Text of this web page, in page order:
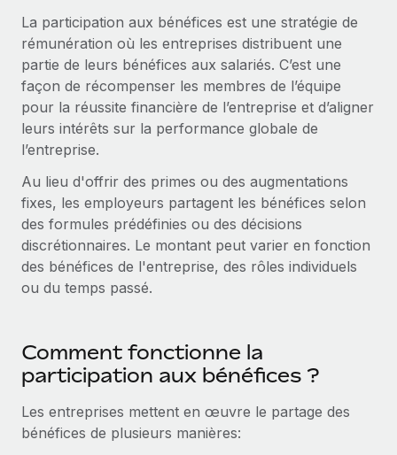
Intégrez et gérez vos freelances partout dans le monde
PEO
Sous-traitez les opérations complexes liées à l’emploi
INFRASTRUCTURE
Intégrez vos RH aux flux de travail en toute simplicité
Plateforme
Des fonctions RH clés intégrées pour votre équipe
Connecter Nouveau
Intégrations
Rationalisez vos processus avec des outils essentiels
Comparer Remote
Examinez notre service par rapport aux autres
CROISSANCE
Start-ups
Des solutions agiles et internationales pour les RH et la
Entreprises intermédiaires
Développez vos équipes avec des solutions RH sur
mesure
Les RH à l’international pour les grandes entreprises
TRAVAILLONS ENSEMBLE
Partenaires stratégiques de la tech
Intégrez les RH à l’international de manière flexible
Devenir partenaire
pays
Calculateur de paiement des freelances
Découvrez les devises disponibles et les vitesses de
paiement pour vos freelances internationaux
APPRENDRE AVEC REMOTE
Recherche et guides
Études de cas
Glossaire RH
Checklists et modèles
Webinaires
Salle de presse
Nederlands
Français
Deutsch
Español
Italiano
Português (Portugal)
日本語
中文（简体）
Connexion
La participation aux bénéfices est une stratégie de
rémunération où les entreprises distribuent une
partie de leurs bénéfices aux salariés. C’est une
façon de récompenser les membres de l’équipe
pour la réussite financière de l’entreprise et d’aligner
leurs intérêts sur la performance globale de
l’entreprise.
Au lieu d'offrir des primes ou des augmentations
fixes, les employeurs partagent les bénéfices selon
des formules prédéfinies ou des décisions
discrétionnaires. Le montant peut varier en fonction
des bénéfices de l'entreprise, des rôles individuels
ou du temps passé.
Comment fonctionne la
participation aux bénéfices ?
Les entreprises mettent en œuvre le partage des
bénéfices de plusieurs manières: